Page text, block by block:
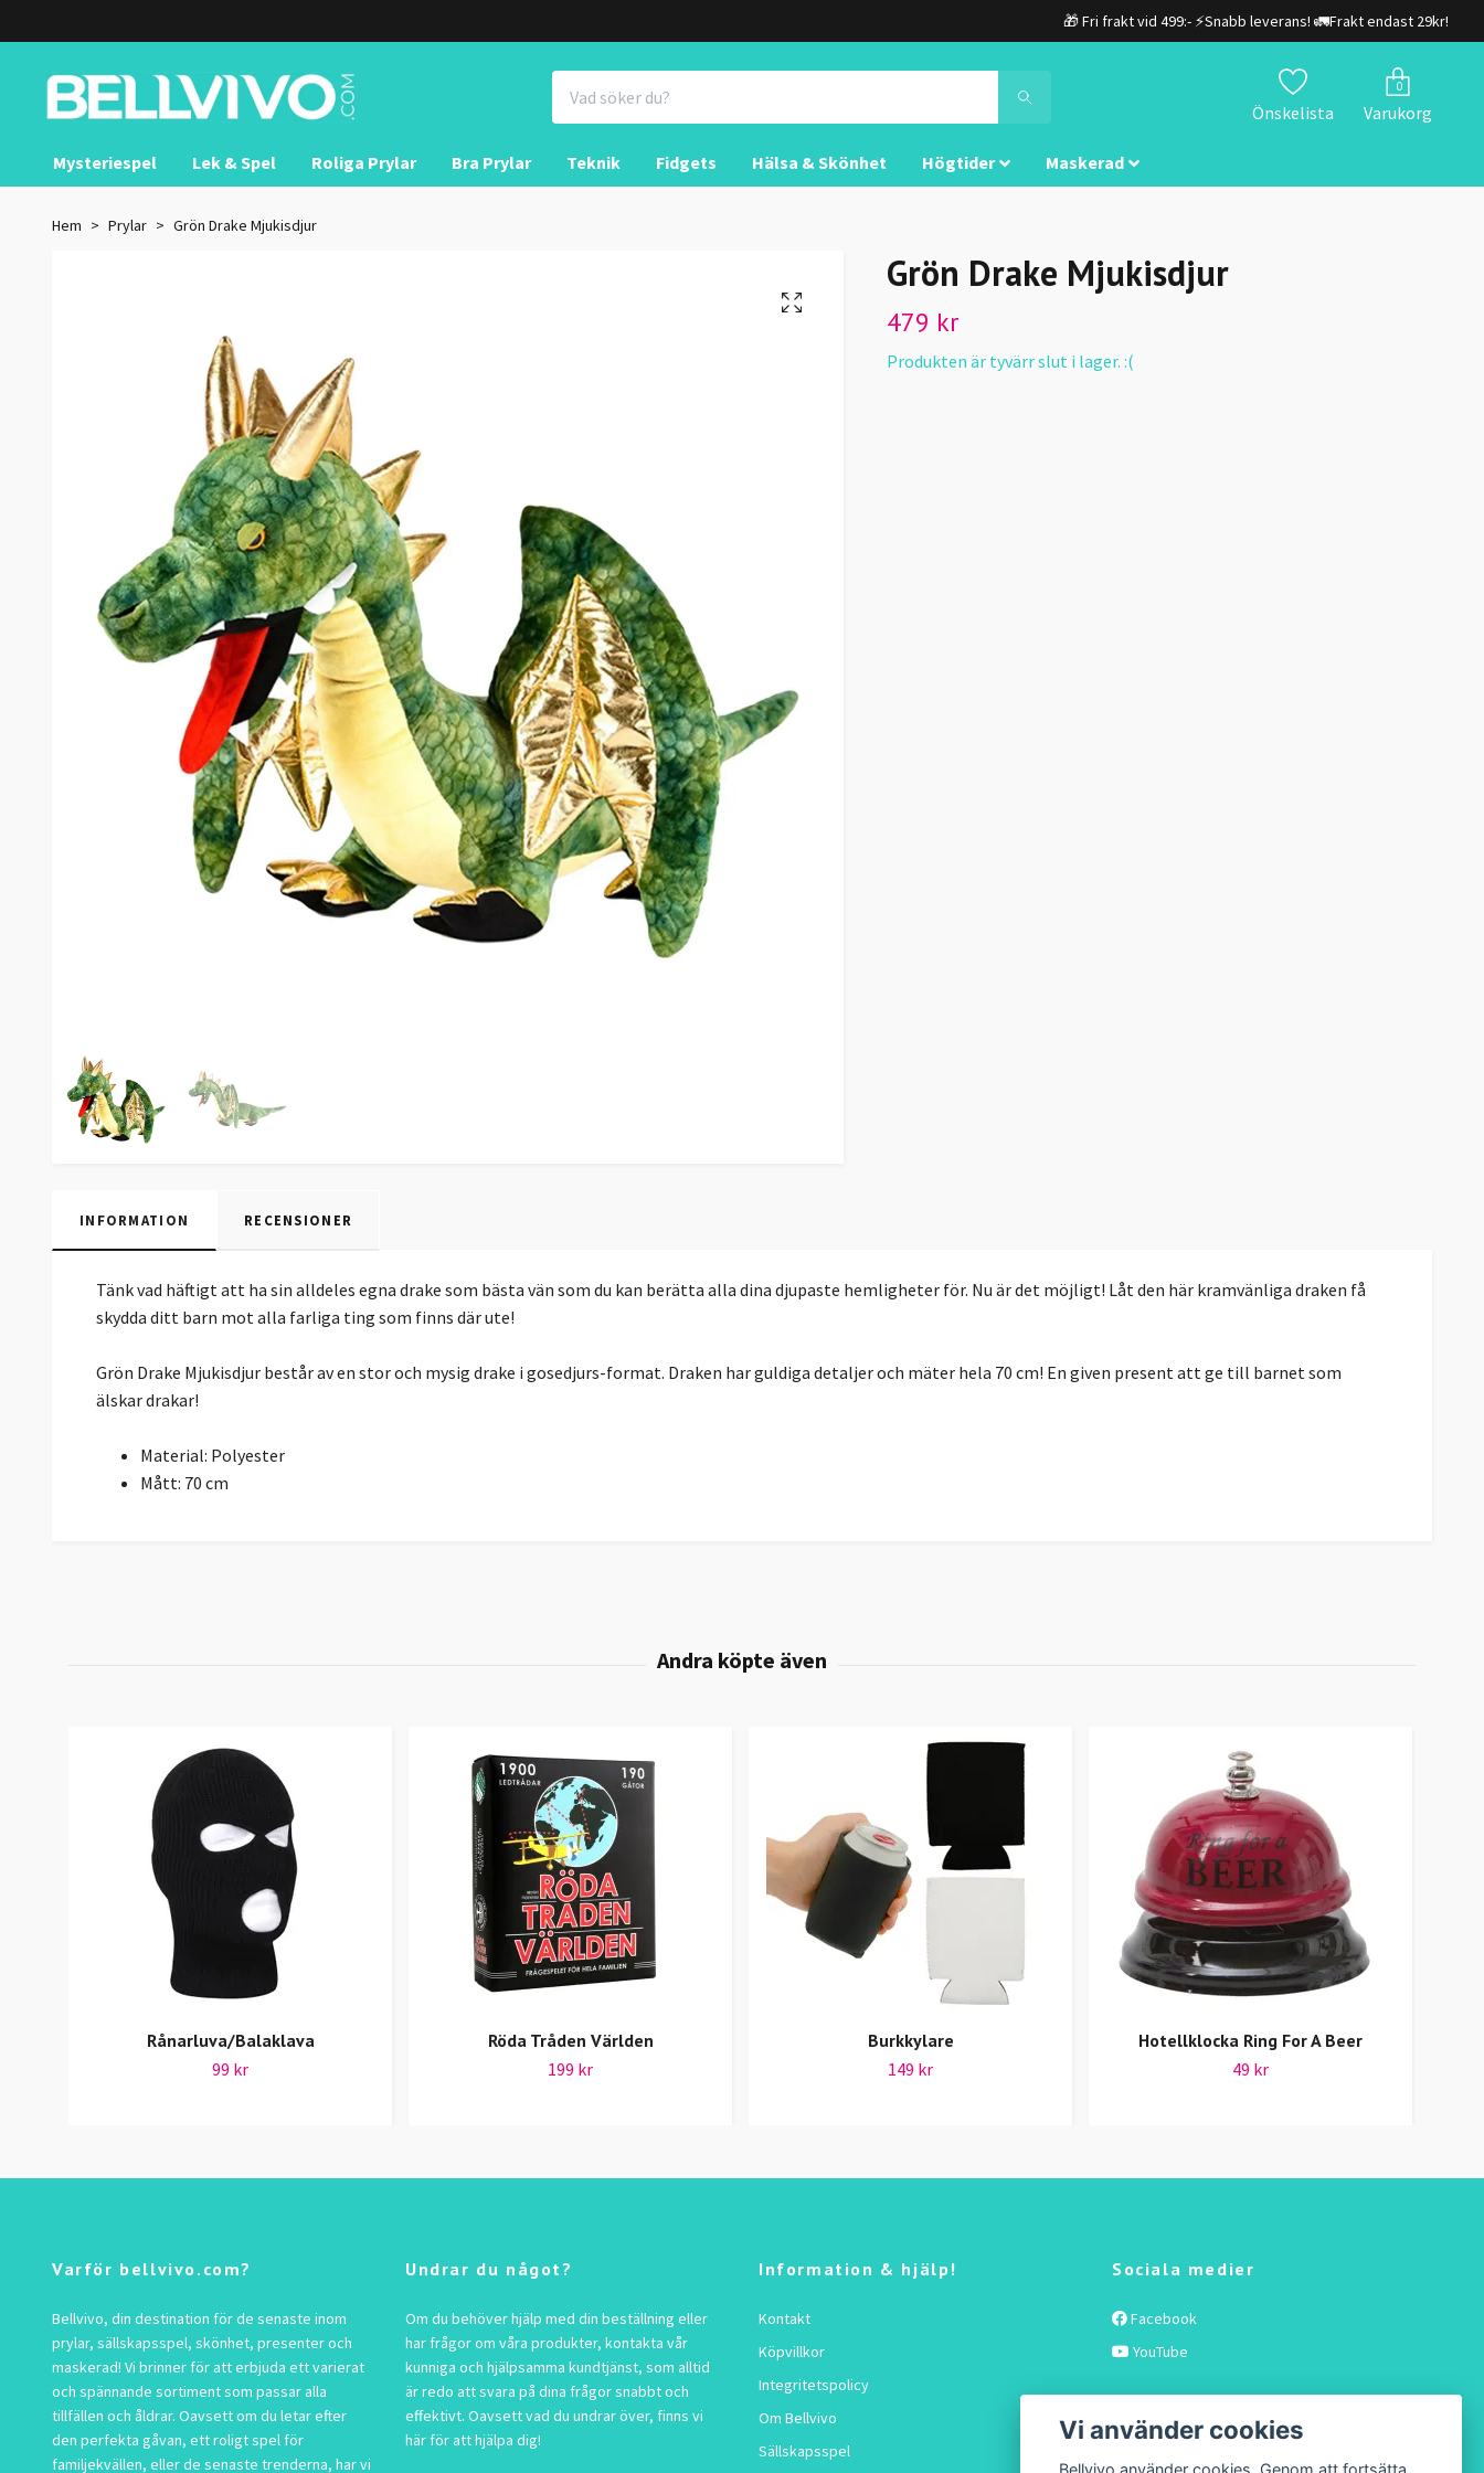
🎁 Fri frakt vid 499:- ⚡Snabb leverans! 🚛Frakt endast 29kr!
Önskelista
0
Varukorg
Mysteriespel Lek & Spel Roliga Prylar Bra Prylar Teknik Fidgets Hälsa & Skönhet Högtider Maskerad
Hem Prylar Grön Drake Mjukisdjur
Grön Drake Mjukisdjur
479 kr
Produkten är tyvärr slut i lager. :(
INFORMATION RECENSIONER
Tänk vad häftigt att ha sin alldeles egna drake som bästa vän som du kan berätta alla dina djupaste hemligheter för. Nu är det möjligt! Låt den här kramvänliga draken få
skydda ditt barn mot alla farliga ting som finns där ute!
Grön Drake Mjukisdjur består av en stor och mysig drake i gosedjurs-format. Draken har guldiga detaljer och mäter hela 70 cm! En given present att ge till barnet som
älskar drakar!
Material: Polyester
Mått: 70 cm
Rånarluva/Balaklava
99 kr
Röda Tråden Världen
199 kr
Burkkylare
149 kr
Hotellklocka Ring For A Beer
49 kr
Varför bellvivo.com?
Bellvivo, din destination för de senaste inom
prylar, sällskapsspel, skönhet, presenter och
maskerad! Vi brinner för att erbjuda ett varierat
och spännande sortiment som passar alla
tillfällen och åldrar. Oavsett om du letar efter
den perfekta gåvan, ett roligt spel för
familjekvällen, eller de senaste trenderna, har vi
Undrar du något?
Om du behöver hjälp med din beställning eller
har frågor om våra produkter, kontakta vår
kunniga och hjälpsamma kundtjänst, som alltid
är redo att svara på dina frågor snabbt och
effektivt. Oavsett vad du undrar över, finns vi
här för att hjälpa dig!
Information & hjälp!
Kontakt
Köpvillkor
Integritetspolicy
Om Bellvivo
Sällskapsspel
Sociala medier
Facebook
YouTube
Vi använder cookies